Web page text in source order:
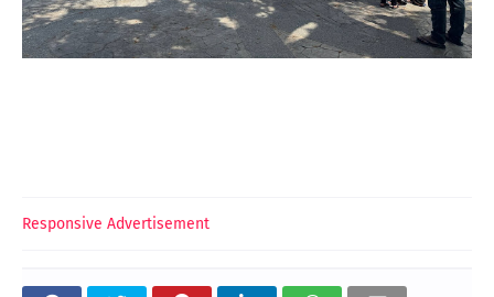
Responsive Advertisement